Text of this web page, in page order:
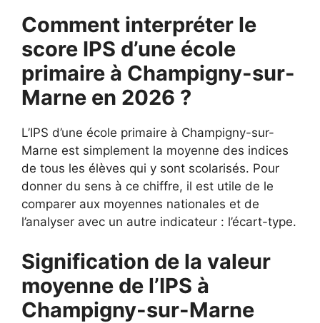
Comment interpréter le
score IPS d’une école
primaire à Champigny-sur-
Marne en 2026 ?
L’IPS d’une école primaire à Champigny-sur-
Marne est simplement la moyenne des indices
de tous les élèves qui y sont scolarisés. Pour
donner du sens à ce chiffre, il est utile de le
comparer aux moyennes nationales et de
l’analyser avec un autre indicateur : l’écart-type.
Signification de la valeur
moyenne de l’IPS à
Champigny-sur-Marne